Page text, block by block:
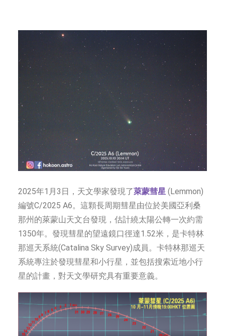
2025年1月3日，天文學家發現了萊蒙彗星 (Lemmon)
編號C/2025 A6。這顆長周期彗星由位於美國亞利桑
那州的萊蒙山天文台發現，估計繞太陽公轉一次約需
1350年。發現彗星的望遠鏡口徑達1.52米，是卡特林
那巡天系統(Catalina Sky Survey)成員。卡特林那巡天
系統專注於發現彗星和小行星，並包括搜索近地小行
星的計畫，對天文學研究具有重要意義。